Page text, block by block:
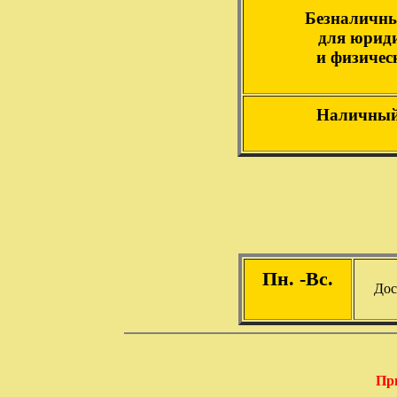
для
и
Пн. -Вс.